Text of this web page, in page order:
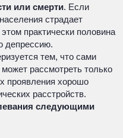
или смерти. Если
страдает
практически половина
депрессию.
тем, что сами
рассмотреть только
проявления хорошо
расстройств.
следующими